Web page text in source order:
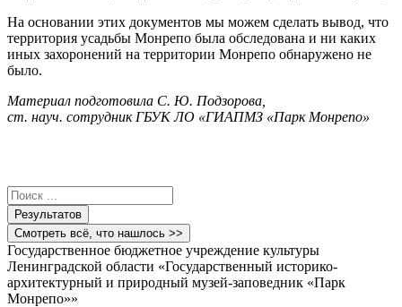
На основании этих документов мы можем сделать вывод, что
территория усадьбы Монрепо была обследована и ни каких
иных захоронений на территории Монрепо обнаружено не
было.
Материал подготовила С. Ю. Подзорова,
ст. науч. сотрудник ГБУК ЛО «ГИАПМЗ «Парк Монрепо»
Search
...Результатов
Смотреть всё, что нашлось >>
Государственное бюджетное учреждение культуры
Ленинградской области «Государственный историко-
архитектурный и природный музей-заповедник «Парк
Монрепо»»